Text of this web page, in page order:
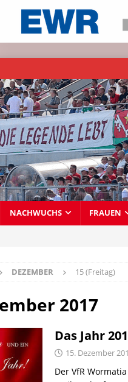
NACHWUCHS FRAUEN
DEZEMBER 15 (Freitag)
2017
Das Jahr
15. Dezember
Der VfR